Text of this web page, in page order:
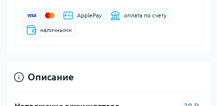
ApplePay оплата по счету
наличными
Описание